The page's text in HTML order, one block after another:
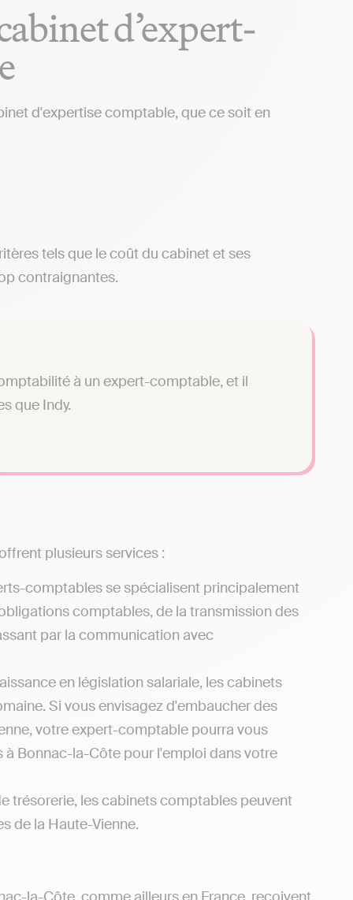
d’expert-
d'expertise comptable, que ce soit en
tels que le coût du cabinet et ses
contraignantes.
à un expert-comptable, et il
que Indy.
plusieurs services :
comptables se spécialisent principalement
comptables, de la transmission des
par la communication avec
en législation salariale, les cabinets
Si vous envisagez d'embaucher des
votre expert-comptable pourra vous
Bonnac-la-Côte pour l'emploi dans votre
trésorerie, les cabinets comptables peuvent
de la Haute-Vienne.